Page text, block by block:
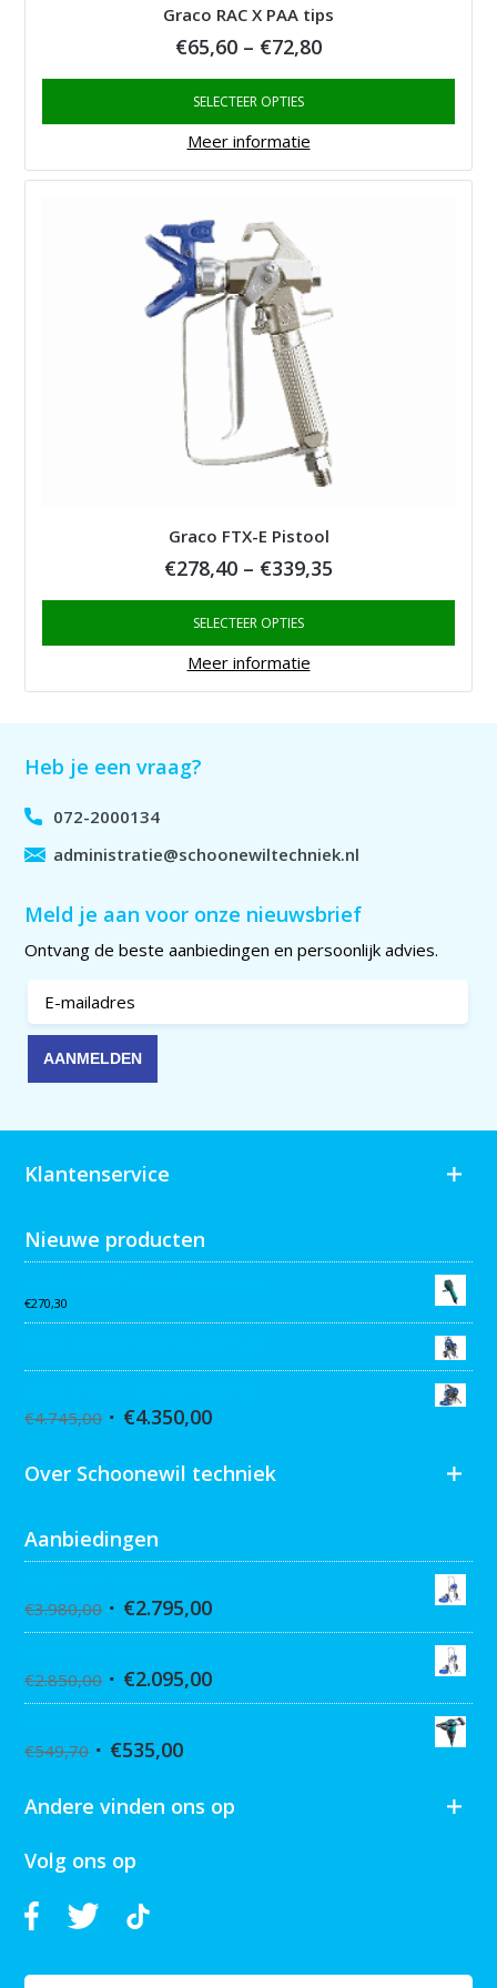
Graco RAC X PAA tips
€65,60 – €72,80Price
range:
€72,80
SELECTEER OPTIES
Meer informatie
Graco FTX-E Pistool
€278,40 – €339,35
range:
€339,35
SELECTEER OPTIES
Meer informatie
Heb je een vraag?
072-2000134
administratie@schoonewiltechniek.nl
Meld je aan voor onze nieuwsbrief
Ontvang de beste aanbiedingen en persoonlijk advies.
Klantenservice
Nieuwe producten
€270,30
€4.745,00 €4.350,00
Over Schoonewil techniek
Aanbiedingen
€3.980,00 €2.795,00
€2.850,00 €2.095,00
€549,70 €535,00
Andere vinden ons op
Volg ons op